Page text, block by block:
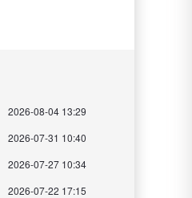
2026-08-04 13:29
2026-07-31 10:40
2026-07-27 10:34
2026-07-22 17:15